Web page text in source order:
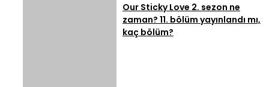
Our Sticky Love 2. sezon ne
zaman? 11. bölüm yayınlandı mı,
kaç bölüm?